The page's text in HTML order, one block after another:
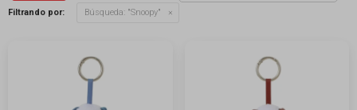
Filtrando por: Búsqueda: "Snoopy"